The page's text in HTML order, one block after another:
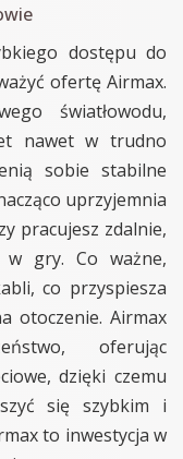
dostępu do
ofertę Airmax.
światłowodu,
nawet w trudno
sobie stabilne
uprzyjemnia
pracujesz zdalnie,
gry. Co ważne,
co przyspiesza
otoczenie. Airmax
oferując
dzięki czemu
się szybkim i
to inwestycja w